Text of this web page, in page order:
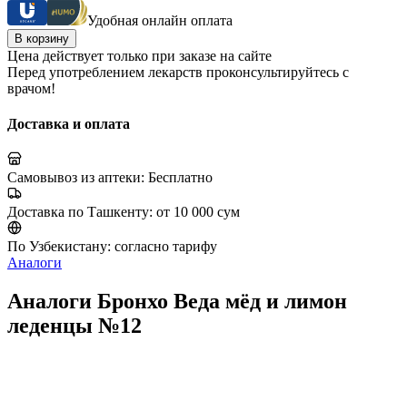
Удобная онлайн оплата
В корзину
Цена действует только при заказе на сайте
Перед употреблением лекарств проконсультируйтесь с
врачом!
Доставка и оплата
Самовывоз из аптеки: Бесплатно
Доставка по Ташкенту: от 10 000 сум
По Узбекистану: согласно тарифу
Аналоги
Аналоги Бронхо Веда мёд и лимон
леденцы №12